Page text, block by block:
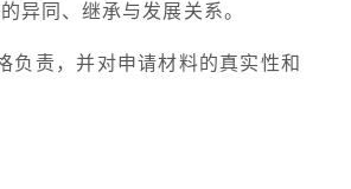
异同、继承与发展关系。
负责，并对申请材料的真实性和